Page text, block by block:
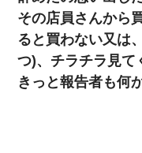
その店員さんから
ると買わない又は
つ)、チラチラ見て
きっと報告者も何